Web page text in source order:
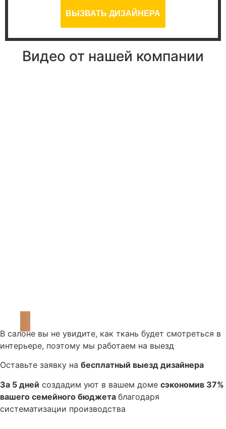
ВЫЗВАТЬ ДИЗАЙНЕРА
Видео от нашей компании
В салоне вы не увидите, как ткань будет смотреться в
интерьере, поэтому мы работаем на выезд
Оставьте заявку на бесплатный выезд дизайнера
За 5 дней создадим уют в вашем доме сэкономив 37%
вашего семейного бюджета благодаря
систематизации производства